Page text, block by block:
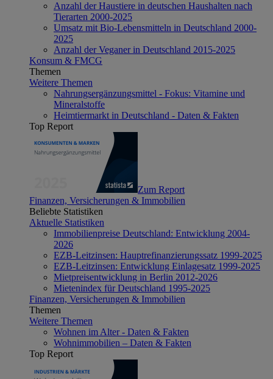
Anzahl der Haustiere in deutschen Haushalten nach
Tierarten 2000-2025
Umsatz mit Bio-Lebensmitteln in Deutschland 2000-
2025
Anzahl der Veganer in Deutschland 2015-2025
Konsum & FMCG
Themen
Weitere Themen
Nahrungsergänzungsmittel - Fokus: Vitamine und
Mineralstoffe
Heimtiermarkt in Deutschland - Daten & Fakten
Top Report
Zum Report
Finanzen, Versicherungen & Immobilien
Beliebte Statistiken
Aktuelle Statistiken
Immobilienpreise Deutschland: Entwicklung 2004-
2026
EZB-Leitzinsen: Hauptrefinanzierungssatz 1999-2025
EZB-Leitzinsen: Entwicklung Einlagesatz 1999-2025
Mietpreisentwicklung in Berlin 2012-2026
Mietenindex für Deutschland 1995-2025
Finanzen, Versicherungen & Immobilien
Themen
Weitere Themen
Wohnen im Alter - Daten & Fakten
Wohnimmobilien – Daten & Fakten
Top Report